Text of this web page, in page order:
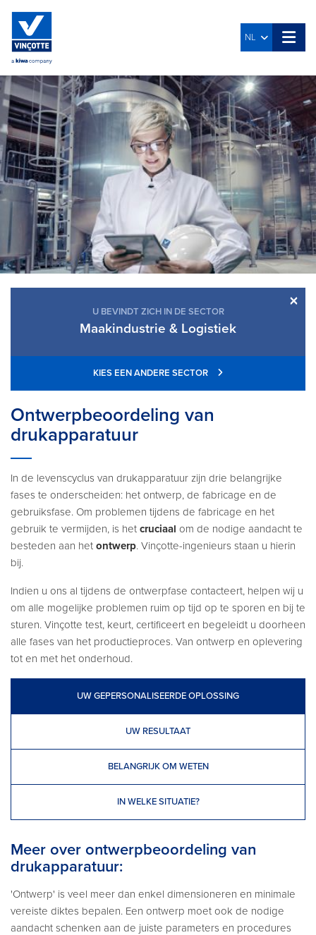
NL
×
U BEVINDT ZICH IN DE SECTOR
Maakindustrie & Logistiek
KIES EEN ANDERE SECTOR
Ontwerpbeoordeling van
drukapparatuur
In de levenscyclus van drukapparatuur zijn drie belangrijke
fases te onderscheiden: het ontwerp, de fabricage en de
gebruiksfase. Om problemen tijdens de fabricage en het
gebruik te vermijden, is het cruciaal om de nodige aandacht te
besteden aan het ontwerp. Vinçotte-ingenieurs staan u hierin
bij.
Indien u ons al tijdens de ontwerpfase contacteert, helpen wij u
om alle mogelijke problemen ruim op tijd op te sporen en bij te
sturen. Vinçotte test, keurt, certificeert en begeleidt u doorheen
alle fases van het productieproces. Van ontwerp en oplevering
tot en met het onderhoud.
UW GEPERSONALISEERDE OPLOSSING
UW RESULTAAT
BELANGRIJK OM WETEN
IN WELKE SITUATIE?
Meer over ontwerpbeoordeling van
drukapparatuur:
'Ontwerp' is veel meer dan enkel dimensioneren en minimale
vereiste diktes bepalen. Een ontwerp moet ook de nodige
aandacht schenken aan de juiste parameters en procedures